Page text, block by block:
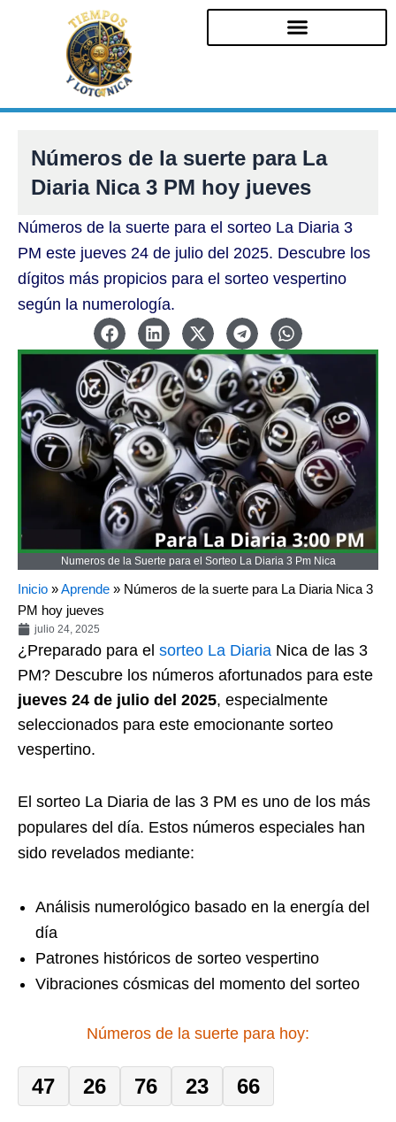
Números de la suerte para La
Diaria Nica 3 PM hoy jueves
Números de la suerte para el sorteo La Diaria 3
PM este jueves 24 de julio del 2025. Descubre los
dígitos más propicios para el sorteo vespertino
según la numerología.
Numeros de la Suerte para el Sorteo La Diaria 3 Pm Nica
Inicio »Aprende » Números de la suerte para La Diaria Nica 3
PM hoy jueves
julio 24, 2025
¿Preparado para el sorteo La Diaria Nica de las 3
PM? Descubre los números afortunados para este
jueves 24 de julio del 2025, especialmente
seleccionados para este emocionante sorteo
vespertino.
El sorteo La Diaria de las 3 PM es uno de los más
populares del día. Estos números especiales han
sido revelados mediante:
Análisis numerológico basado en la energía del
día
Patrones históricos de sorteo vespertino
Vibraciones cósmicas del momento del sorteo
Números de la suerte para hoy:
47 26 76 23 66